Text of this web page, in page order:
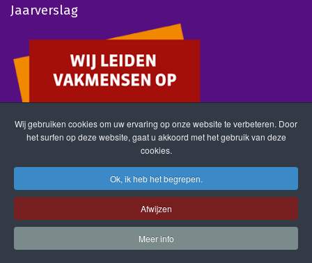
Jaarverslag
Wij gebruiken cookies om uw ervaring op onze website te verbeteren. Door
het surfen op deze website, gaat u akkoord met het gebruik van deze
cookies.
Ok, ik heb het begrepen.
Afwijzen
Meer info